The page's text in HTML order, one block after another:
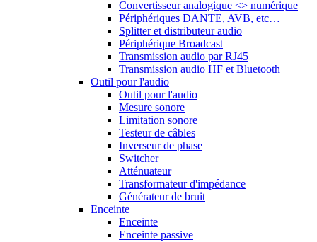
Convertisseur analogique <> numérique
Périphériques DANTE, AVB, etc…
Splitter et distributeur audio
Périphérique Broadcast
Transmission audio par RJ45
Transmission audio HF et Bluetooth
Outil pour l'audio
Outil pour l'audio
Mesure sonore
Limitation sonore
Testeur de câbles
Inverseur de phase
Switcher
Atténuateur
Transformateur d'impédance
Générateur de bruit
Enceinte
Enceinte
Enceinte passive